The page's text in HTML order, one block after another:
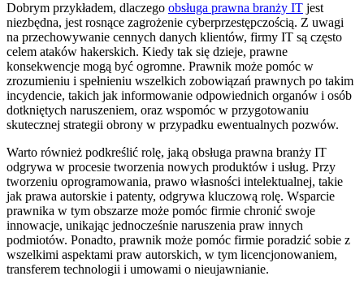
Dobrym przykładem, dlaczego obsługa prawna branży IT jest
niezbędna, jest rosnące zagrożenie cyberprzestępczością. Z uwagi
na przechowywanie cennych danych klientów, firmy IT są często
celem ataków hakerskich. Kiedy tak się dzieje, prawne
konsekwencje mogą być ogromne. Prawnik może pomóc w
zrozumieniu i spełnieniu wszelkich zobowiązań prawnych po takim
incydencie, takich jak informowanie odpowiednich organów i osób
dotkniętych naruszeniem, oraz wspomóc w przygotowaniu
skutecznej strategii obrony w przypadku ewentualnych pozwów.
Warto również podkreślić rolę, jaką obsługa prawna branży IT
odgrywa w procesie tworzenia nowych produktów i usług. Przy
tworzeniu oprogramowania, prawo własności intelektualnej, takie
jak prawa autorskie i patenty, odgrywa kluczową rolę. Wsparcie
prawnika w tym obszarze może pomóc firmie chronić swoje
innowacje, unikając jednocześnie naruszenia praw innych
podmiotów. Ponadto, prawnik może pomóc firmie poradzić sobie z
wszelkimi aspektami praw autorskich, w tym licencjonowaniem,
transferem technologii i umowami o nieujawnianie.